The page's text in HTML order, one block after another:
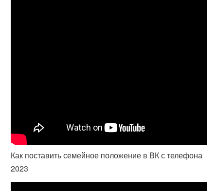
Как поставить семейное положение в ВК с телефона
2023